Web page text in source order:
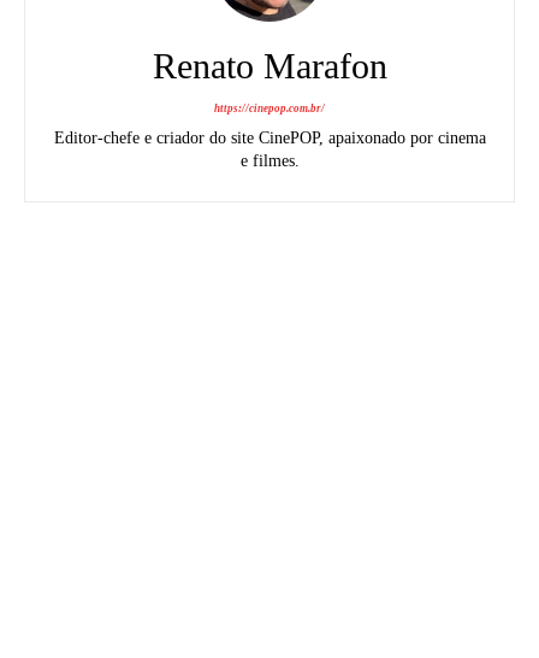
Renato Marafon
https://cinepop.com.br/
Editor-chefe e criador do site CinePOP, apaixonado por cinema
e filmes.